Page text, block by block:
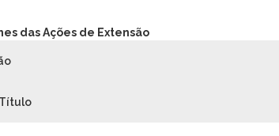
das Ações de Extensão
Título